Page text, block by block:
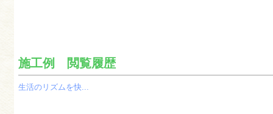
施工例 閲覧履歴
生活のリズムを快...